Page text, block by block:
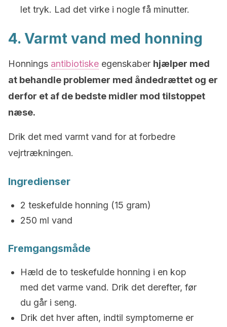
let tryk. Lad det virke i nogle få minutter.
4. Varmt vand med honning
Honnings antibiotiske egenskaber hjælper med
at behandle problemer med åndedrættet og er
derfor et af de bedste midler mod tilstoppet
næse.
Drik det med varmt vand for at forbedre
vejrtrækningen.
Ingredienser
2 teskefulde honning (15 gram)
250 ml vand
Fremgangsmåde
Hæld de to teskefulde honning i en kop
med det varme vand. Drik det derefter, før
du går i seng.
Drik det hver aften, indtil symptomerne er